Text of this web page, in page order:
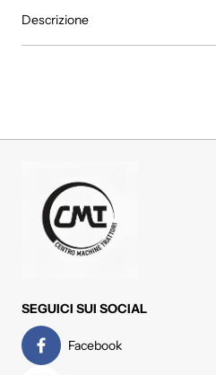
Descrizione
SEGUICI SUI SOCIAL
Facebook